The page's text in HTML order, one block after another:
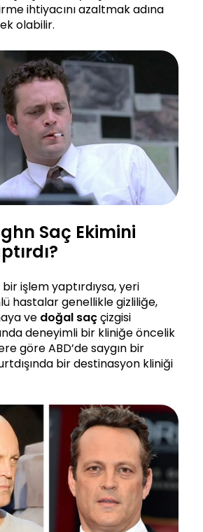
ihtiyacını azaltmak adına
olabilir.
Saç Ekimini
işlem yaptırdıysa, yeri
hastalar genellikle gizliliğe,
ve doğal saççizgisi
deneyimli bir kliniğe öncelik
göre ABD’de saygın bir
bir destinasyon kliniği